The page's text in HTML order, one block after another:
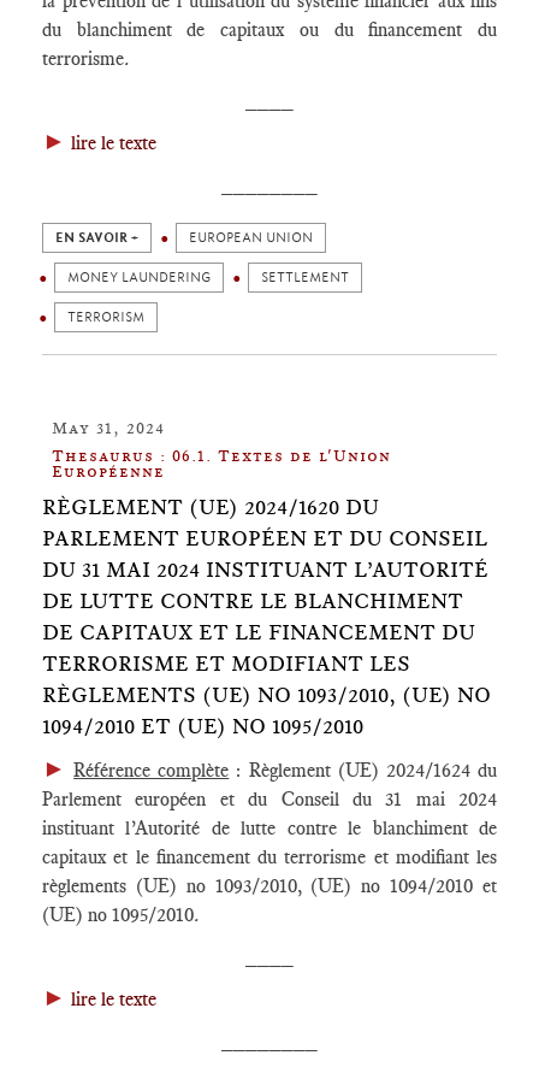
du blanchiment de capitaux ou du financement du
terrorisme.
► lire le texte
EN SAVOIR + EUROPEAN UNION
MONEY LAUNDERING SETTLEMENT
TERRORISM
May 31, 2024
Thesaurus : 06.1. Textes de l'Union
Européenne
RÈGLEMENT (UE) 2024/1620 DU
PARLEMENT EUROPÉEN ET DU CONSEIL
DU 31 MAI 2024 INSTITUANT L’AUTORITÉ
DE LUTTE CONTRE LE BLANCHIMENT
DE CAPITAUX ET LE FINANCEMENT DU
TERRORISME ET MODIFIANT LES
RÈGLEMENTS (UE) NO 1093/2010, (UE) NO
1094/2010 ET (UE) NO 1095/2010
► Référence complète : Règlement (UE) 2024/1624 du
Parlement européen et du Conseil du 31 mai 2024
instituant l’Autorité de lutte contre le blanchiment de
capitaux et le financement du terrorisme et modifiant les
règlements (UE) no 1093/2010, (UE) no 1094/2010 et
(UE) no 1095/2010.
► lire le texte